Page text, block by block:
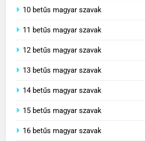
10 betűs magyar szavak
11 betűs magyar szavak
12 betűs magyar szavak
13 betűs magyar szavak
14 betűs magyar szavak
15 betűs magyar szavak
16 betűs magyar szavak